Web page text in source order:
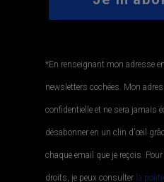
*En renseignant mon adresse
newsletters cochées. Mon
confidentielle et ne sera jamais
désabonner en un clin d'œil
chaque email que je reçois.
droits, je peux consulter la